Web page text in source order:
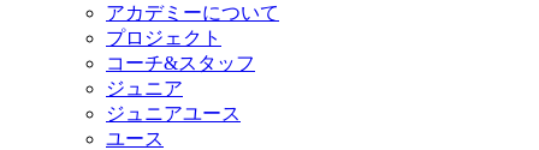
アカデミーについて
プロジェクト
コーチ&スタッフ
ジュニア
ジュニアユース
ユース